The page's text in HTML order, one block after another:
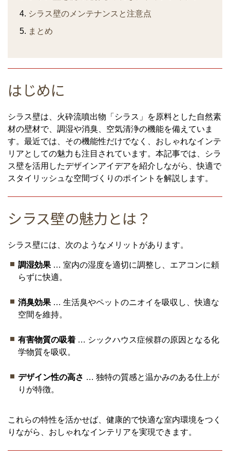
シラス壁のメンテナンスと注意点
まとめ
はじめに
シラス壁は、火砕流噴出物「シラス」を原料とした自然素
材の壁材で、調湿や消臭、空気清浄の機能を備えていま
す。最近では、その機能性だけでなく、おしゃれなインテ
リアとしての魅力も注目されています。本記事では、シラ
ス壁を活用したデザインアイデアを紹介しながら、快適で
スタイリッシュな空間づくりのポイントを解説します。
シラス壁の魅力とは？
シラス壁には、次のようなメリットがあります。
調湿効果… 室内の湿度を適切に調整し、エアコンに頼
らずに快適。
消臭効果… 生活臭やペットのニオイを吸収し、快適な
空間を維持。
有害物質の吸着 … シックハウス症候群の原因となる化
学物質を吸収。
デザイン性の高さ … 独特の質感と温かみのある仕上が
りが特徴。
これらの特性を活かせば、健康的で快適な室内環境をつく
りながら、おしゃれなインテリアを実現できます。